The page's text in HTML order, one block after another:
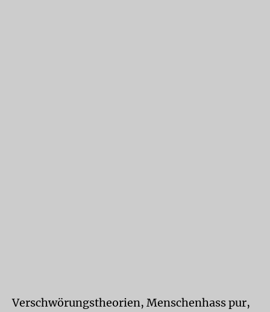
Verschwörungstheorien, Menschenhass pur,